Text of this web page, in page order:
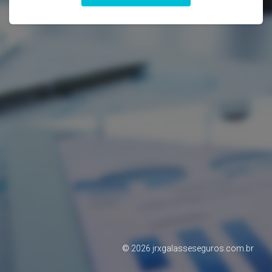
© 2026 jrxgalasseseguros.com.br